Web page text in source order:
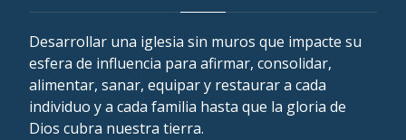
Desarrollar una iglesia sin muros que impacte su
esfera de influencia para afirmar, consolidar,
alimentar, sanar, equipar y restaurar a cada
individuo y a cada familia hasta que la gloria de
Dios cubra nuestra tierra.